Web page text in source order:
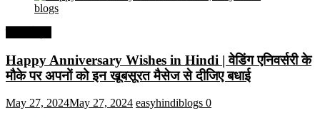
Happy Anniversary Wishes in Hindi | वेडिंग एनिवर्सरी के
मौके पर अपनों को इन खूबसूरत मैसेज से दीजिए बधाई
May 27, 2024May 27, 2024 easyhindiblogs 0